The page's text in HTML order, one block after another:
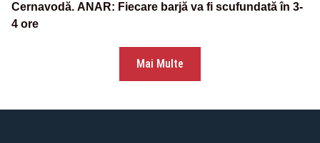
Cernavodă. ANAR: Fiecare barjă va fi scufundată în 3-
4 ore
Mai Multe